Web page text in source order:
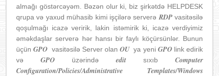
almağı göstərcəyəm. Bəzən olur ki, biz şirkətdə HELPDESK
qrupa və yaxud mühasib kimi işçilərə serverə RDP vasitəsilə
qoşulmağı icazə veririk, lakin istəmirik ki, icazə verdiyimiz
əməkdaşlar serverə hər hansı bir faylı köçürsünlər. Bunun
üçünGPO vasitəsilə Server olanOU ya yeni GPO link edirik
və GPO üzərində edit sıxıb Computer
Configuration/Policies/Administrative Templates/Windows